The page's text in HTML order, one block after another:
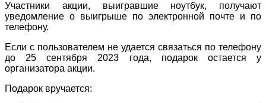
Участники акции, выигравшие ноутбук, получают
уведомление о выигрыше по электронной почте и по
телефону.
Если с пользователем не удается связаться по телефону
до 25 сентября 2023 года, подарок остается у
организатора акции.
Подарок вручается: